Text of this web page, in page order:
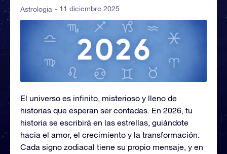
Astrologia - 11 diciembre 2025
El universo es infinito, misterioso y lleno de
historias que esperan ser contadas. En 2026, tu
historia se escribirá en las estrellas, guiándote
hacia el amor, el crecimiento y la transformación.
Cada signo zodiacal tiene su propio mensaje, y en